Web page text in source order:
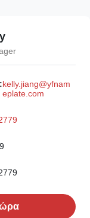
kelly.jiang@yfnam
eplate.com